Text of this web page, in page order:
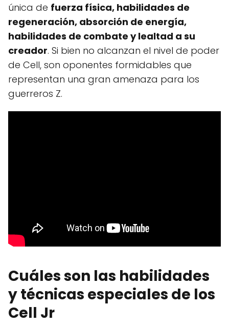
única de fuerza física, habilidades de
regeneración, absorción de energía,
habilidades de combate y lealtad a su
creador. Si bien no alcanzan el nivel de poder
de Cell, son oponentes formidables que
representan una gran amenaza para los
guerreros Z.
Cuáles son las habilidades
y técnicas especiales de los
Cell Jr